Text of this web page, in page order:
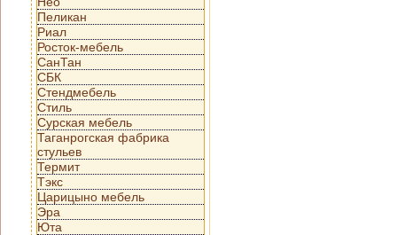
Пеликан
Риал
Росток-мебель
СанТан
СБК
Стендмебель
Стиль
Сурская мебель
Таганрогская фабрика
стульев
Термит
Тэкс
Царицыно мебель
Эра
Юта